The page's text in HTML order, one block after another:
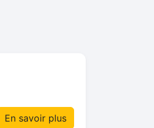
En savoir plus